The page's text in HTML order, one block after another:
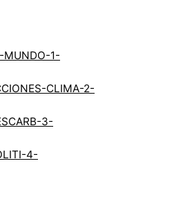
1-
CLIMA-2-
3-
4-